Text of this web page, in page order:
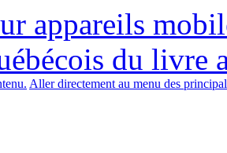
appareils
du livre
Aller directement au menu des